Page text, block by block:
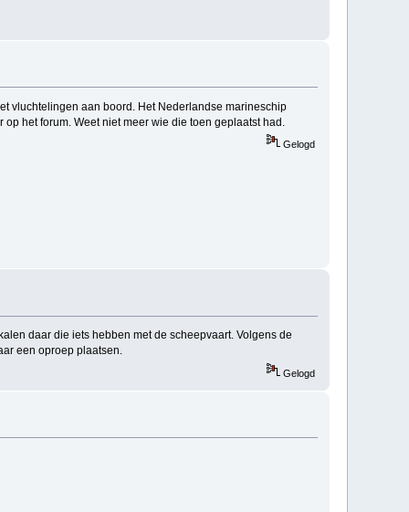
vluchtelingen aan boord. Het Nederlandse marineschip
het forum. Weet niet meer wie die toen geplaatst had.
Gelogd
daar die iets hebben met de scheepvaart. Volgens de
een oproep plaatsen.
Gelogd